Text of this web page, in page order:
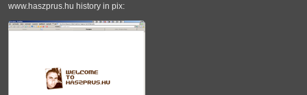
www.haszprus.hu history in pix: